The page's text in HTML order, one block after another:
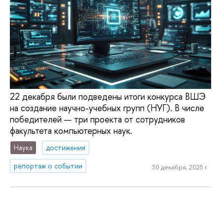
22 декабря были подведены итоги конкурса ВШЭ
на создание научно-учебных групп (НУГ). В числе
победителей — три проекта от сотрудников
факультета компьютерных наук.
Наука
достижения
репортаж о событии
30 декабря, 2025 г.